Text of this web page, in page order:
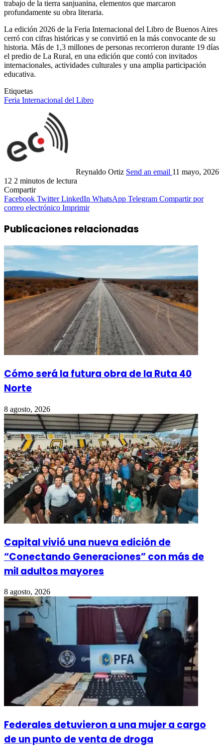
trabajo de la tierra sanjuanina, elementos que marcaron
profundamente su obra literaria.
La edición 2026 de la Feria Internacional del Libro de Buenos Aires
cerró con cifras históricas y se convirtió en la más convocante de su
historia. Más de 1,3 millones de personas recorrieron durante 19 días
el predio de La Rural, en una edición que contó con invitados
internacionales, actividades culturales y una amplia participación
educativa.
Etiquetas
Feria Internacional del Libro
Reynaldo Ortiz Send an email 11 mayo, 2026
12 2 minutos de lectura
Compartir
Facebook Twitter LinkedIn WhatsApp Telegram Compartir por
correo electrónico Imprimir
Publicaciones relacionadas
Cómo será la futura obra de la Ruta 40
Norte
8 agosto, 2026
Capital vivió una nueva edición de
“Conectando Generaciones” con más de
mil adultos mayores
8 agosto, 2026
Federales detuvieron a una mujer a cargo
de un punto de venta de droga